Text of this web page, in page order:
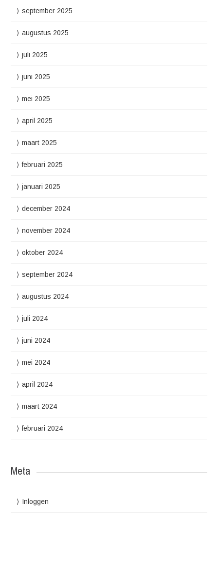
september 2025
augustus 2025
juli 2025
juni 2025
mei 2025
april 2025
maart 2025
februari 2025
januari 2025
december 2024
november 2024
oktober 2024
september 2024
augustus 2024
juli 2024
juni 2024
mei 2024
april 2024
maart 2024
februari 2024
Meta
Inloggen